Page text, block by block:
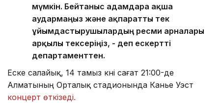
мүмкін. Бейтаныс адамдарға ақша
аудармаңыз және ақпаратты тек
ұйымдастырушылардың ресми арналары
арқылы тексеріңіз, - деп ескертті
департаменттен.
Еске салайық, 14 тамыз күні сағат 21:00-де
Алматының Орталық стадионында Канье Уэст
концерт өткізеді.